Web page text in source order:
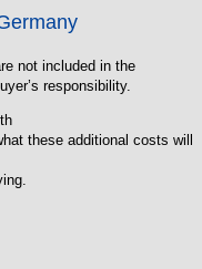
not included in the
responsibility.
these additional costs will